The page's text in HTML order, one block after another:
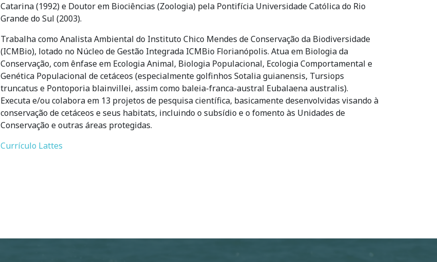
Catarina (1992) e Doutor em Biociências (Zoologia) pela Pontifícia Universidade Católica do Rio
Grande do Sul (2003).
Trabalha como Analista Ambiental do Instituto Chico Mendes de Conservação da Biodiversidade
(ICMBio), lotado no Núcleo de Gestão Integrada ICMBio Florianópolis. Atua em Biologia da
Conservação, com ênfase em Ecologia Animal, Biologia Populacional, Ecologia Comportamental e
Genética Populacional de cetáceos (especialmente golfinhos Sotalia guianensis, Tursiops
truncatus e Pontoporia blainvillei, assim como baleia-franca-austral Eubalaena australis).
Executa e/ou colabora em 13 projetos de pesquisa científica, basicamente desenvolvidas visando à
conservação de cetáceos e seus habitats, incluindo o subsídio e o fomento às Unidades de
Conservação e outras áreas protegidas.
Currículo Lattes